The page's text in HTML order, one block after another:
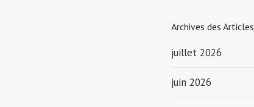
Archives des Articles
juillet 2026
juin 2026